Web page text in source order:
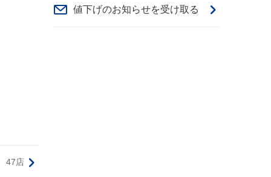
47店
値下げのお知らせを受け取る